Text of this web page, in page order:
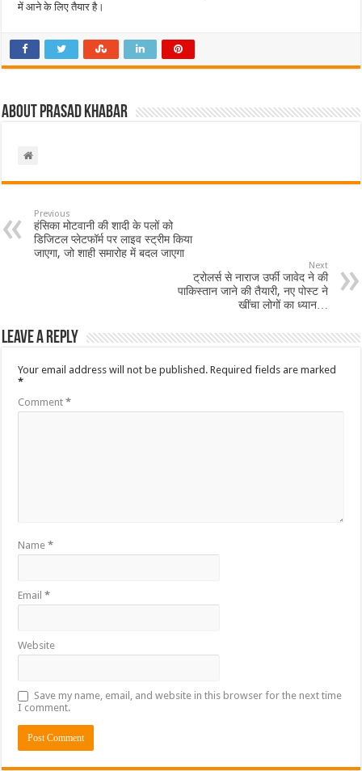
में आने के लिए तैयार है।
About Prasad Khabar
Previous
हंसिका मोटवानी की शादी के पलों को
डिजिटल प्लेटफॉर्म पर लाइव स्ट्रीम किया
जाएगा, जो शाही समारोह में बदल जाएगा
Next
ट्रोलर्स से नाराज उर्फी ​​जावेद ने की
पाकिस्तान जाने की तैयारी, नए पोस्ट ने
खींचा लोगों का ध्यान…
Leave a Reply
Your email address will not be published. Required fields are marked
*
Comment*
Name*
Email*
Website
Save my name, email, and website in this browser for the next time
I comment.